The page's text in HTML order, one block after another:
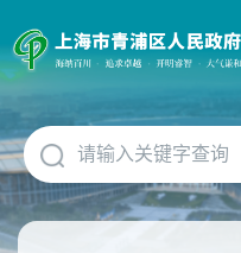
障
碍
作
说
明
跳
到